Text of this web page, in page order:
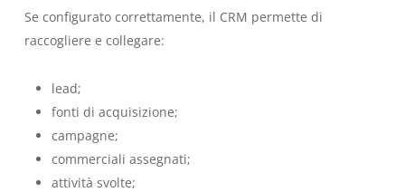
Se configurato correttamente, il CRM permette di
raccogliere e collegare:
lead;
fonti di acquisizione;
campagne;
commerciali assegnati;
attività svolte;